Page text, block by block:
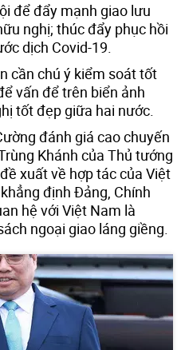
để đẩy mạnh giao lưu
nghị; thúc đẩy phục hồi
dịch Covid-19.
cần chú ý kiểm soát tốt
vấn để trên biển ảnh
tốt đẹp giữa hai nước.
đánh giá cao chuyến
Khánh của Thủ tướng
xuất về hợp tác của Việt
định Đảng, Chính
hệ với Việt Nam là
ngoại giao láng giềng.